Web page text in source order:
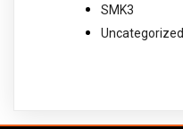
SMK3
Uncategorized